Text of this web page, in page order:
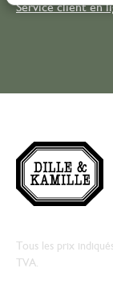
Service client en
Tous les prix
TVA.